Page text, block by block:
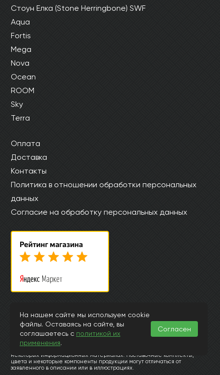
Стоун Елка (Stone Herringbone) SWF
Aqua
Fortis
Mega
Nova
Ocean
ROOM
Sky
Terra
Оплата
Доставка
Контакты
Политика в отношении обработки персональных
данных
Согласие на обработку персональных данных
© Интернет магазин laminat-mystep.ru 2015-2026
Информация, представленная на страницах данного сайта, носит
исключительно ознакомительный характер и ни при каких
обстоятельствах и условиях не может считаться публичной офертой,
подпадающей под положения ст.435 и 437 Гражданского Кодекса РФ.
некоторых информационных материалах. Поставочные комплекты,
цвета и некоторые компоненты продукции могут отличаться от
заявленного в описании или в иллюстрациях.
На нашем сайте мы используем cookie
файлы. Оставаясь на сайте, вы
соглашаетесь с политикой их
применения.
Согласен